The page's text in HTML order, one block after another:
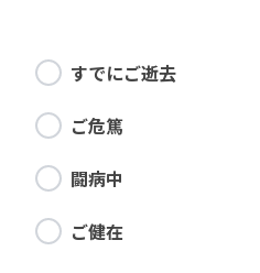
すでにご逝去
ご危篤
闘病中
ご健在